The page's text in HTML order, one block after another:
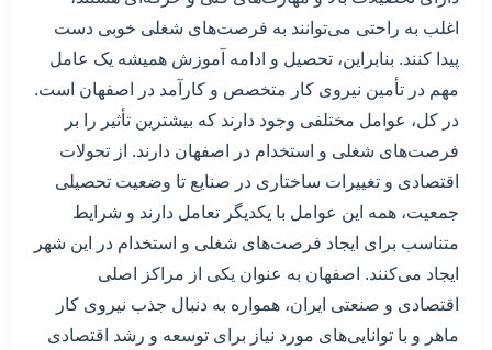
اغلب به راحتی می‌توانند به فرصت‌های شغلی خوبی دست
پیدا کنند. بنابراین، تحصیل و ادامه آموزش همیشه یک عامل
مهم در تأمین نیروی کار متخصص و کارآمد در اصفهان است.
در کل، عوامل مختلفی وجود دارند که بیشترین تأثیر را بر
فرصت‌های شغلی و استخدام در اصفهان دارند. از تحولات
اقتصادی و تغییرات ساختاری در صنایع تا وضعیت تحصیلی
جمعیت، همه این عوامل با یکدیگر تعامل دارند و شرایط
متناسب برای ایجاد فرصت‌های شغلی و استخدام در این شهر
ایجاد می‌کنند. اصفهان به عنوان یکی از مراکز اصلی
اقتصادی و صنعتی ایران، همواره به دنبال جذب نیروی کار
ماهر و با توانایی‌های مورد نیاز برای توسعه و رشد اقتصادی